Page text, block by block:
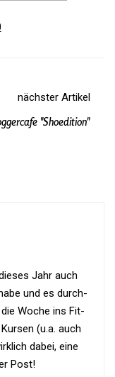
nächster Artikel
"shoedition"
Jahr auch
und es durch­
Woche ins Fit­
(u.a. auch
dabei, eine
Post!